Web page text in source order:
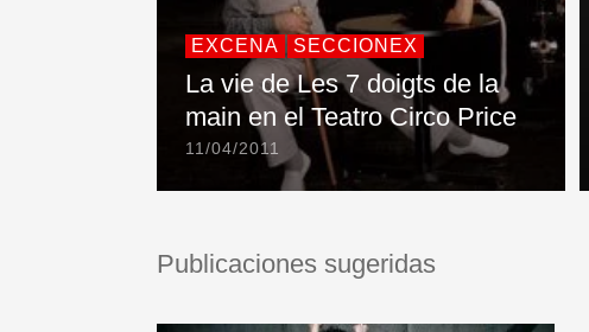
EXCENA SECCIONEX
La vie de Les 7 doigts de la
main en el Teatro Circo Price
11/04/2011
Publicaciones sugeridas